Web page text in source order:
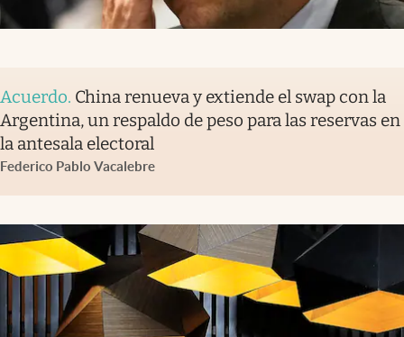
Acuerdo. China renueva y extiende el swap con la
Argentina, un respaldo de peso para las reservas en
la antesala electoral
Federico Pablo Vacalebre